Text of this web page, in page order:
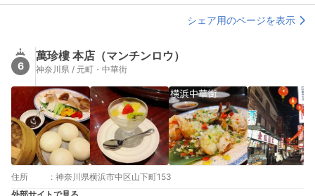
シェア用のページを表示
6
萬珍樓 本店（マンチンロウ）
神奈川県 / 元町・中華街
住所 : 神奈川県横浜市中区山下町153